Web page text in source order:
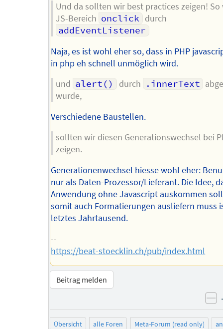
Und da sollten wir best practices zeigen! So
JS-Bereich onclick durch
addEventListener
Naja, es ist wohl eher so, dass in PHP
in php eh schnell unmöglich wird.
und alert() durch .innerText
wurde,
Verschiedene Baustellen.
sollten wir diesen Generationswechsel bei
zeigen.
Generationenwechsel hiesse wohl eher:
nur als Daten-Prozessor/Lieferant. Die Idee,
Anwendung ohne Javascript auskommen
somit auch Formatierungen ausliefern muss
letztes Jahrtausend.
--
https://beat-stoecklin.ch/pub/index.html
Beitrag melden
Übersicht alle Foren Meta-Forum (read only)